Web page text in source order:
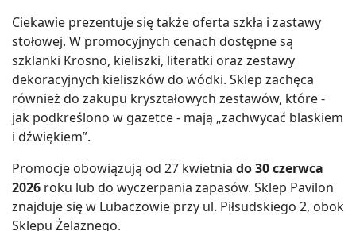
Ciekawie prezentuje się także oferta szkła i zastawy
stołowej. W promocyjnych cenach dostępne są
szklanki Krosno, kieliszki, literatki oraz zestawy
dekoracyjnych kieliszków do wódki. Sklep zachęca
również do zakupu kryształowych zestawów, które -
jak podkreślono w gazetce - mają „zachwycać blaskiem
i dźwiękiem”.
Promocje obowiązują od 27 kwietnia do 30 czerwca
2026 roku lub do wyczerpania zapasów. Sklep Pavilon
znajduje się w Lubaczowie przy ul. Piłsudskiego 2, obok
Sklepu Żelaznego.